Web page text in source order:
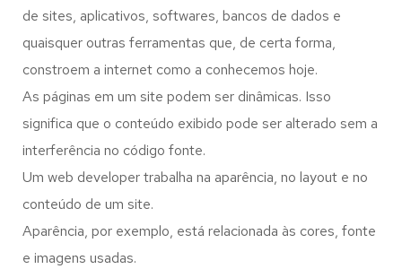
de sites, aplicativos, softwares, bancos de dados e
quaisquer outras ferramentas que, de certa forma,
constroem a internet como a conhecemos hoje.
As páginas em um site podem ser dinâmicas. Isso
significa que o conteúdo exibido pode ser alterado sem a
interferência no código fonte.
Um web developer trabalha na aparência, no layout e no
conteúdo de um site.
Aparência, por exemplo, está relacionada às cores, fonte
e imagens usadas.